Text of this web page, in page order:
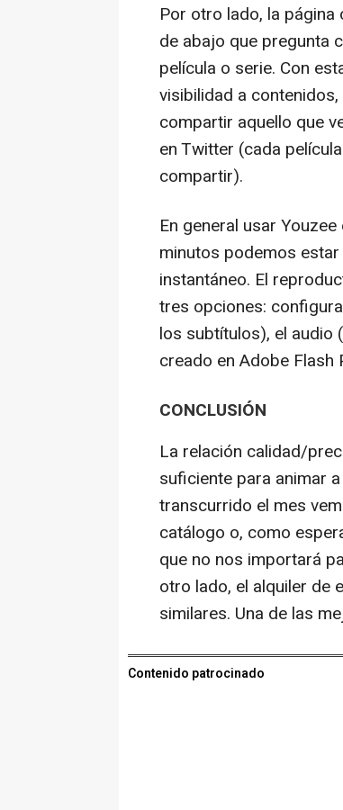
Por otro lado, la
de abajo que pregunta
película o serie. Con
visibilidad a
compartir aquello que
en Twitter (cada
compartir).
En general usar
minutos podemos
instantáneo. El
tres opciones:
los subtítulos), el audio
creado en Adobe Flash
CONCLUSIÓN
La relación calidad/
suficiente para animar
transcurrido el mes
catálogo o, como
que no nos importará
otro lado, el alquiler de
similares. Una de las
Contenido patrocinado